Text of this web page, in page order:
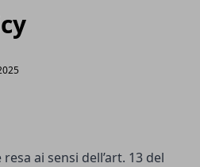
ai sensi dell’art. 13 del